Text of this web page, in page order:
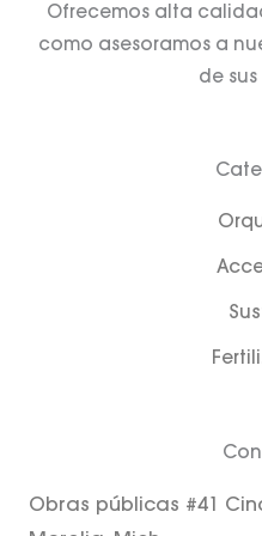
Ofrecemos alta
como asesoramos a
de
Obras públicas #41